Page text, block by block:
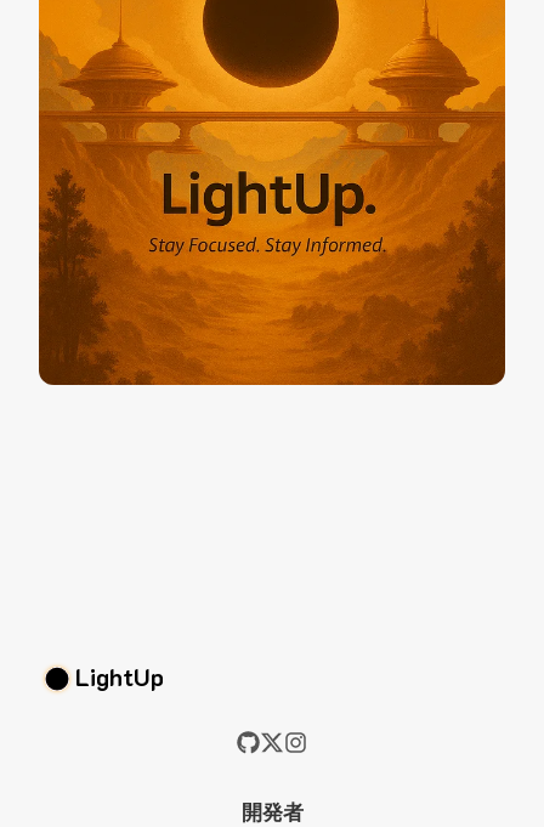
LightUp
開発者